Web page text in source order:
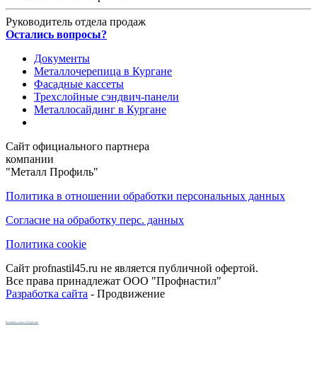
Руководитель отдела продаж
Остались вопросы?
Документы
Металлочерепица в Кургане
Фасадные кассеты
Трехслойные сэндвич-панели
Металлосайдинг в Кургане
Сайт официального партнера
компании
"Металл Профиль"
Политика в отношении обработки персональных данных
Согласие на обработку перс. данных
Политика cookie
Сайт profnastil45.ru не является публичной офертой.
Все права принадлежат ООО "Профнастил"
Разработка сайта - Продвижение
Кухни на заказ в Кургане